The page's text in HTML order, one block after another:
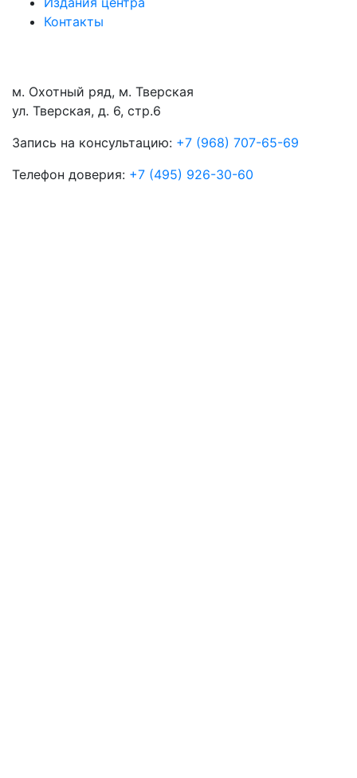
Контакты
м. Охотный ряд, м. Тверская
ул. Тверская, д. 6, стр.6
Запись на консультацию: +7 (968) 707-65-69
Телефон доверия: +7 (495) 926-30-60